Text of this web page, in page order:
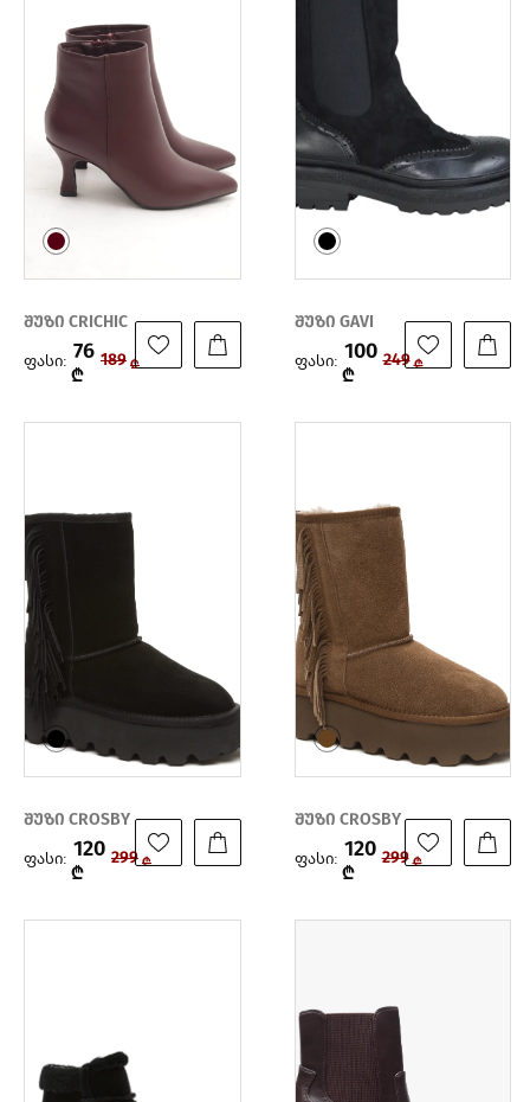
შუზი CRICHIC
ფასი: 76
₾
189 ₾
შუზი GAVI
ფასი: 100
₾
249 ₾
შუზი CROSBY
ფასი: 120
₾
299 ₾
შუზი CROSBY
ფასი: 120
₾
299 ₾